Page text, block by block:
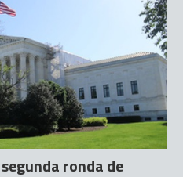
ronda de